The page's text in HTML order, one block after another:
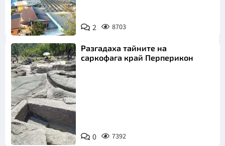
2 8703
Снимка:
Bulgaria ON
AIR
Разгадаха тайните на
саркофага край Перперикон
0 7392